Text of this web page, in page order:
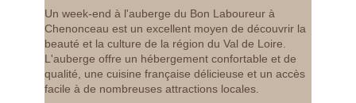
Un week-end à l'auberge du Bon Laboureur à
Chenonceau est un excellent moyen de découvrir la
beauté et la culture de la région du Val de Loire.
L'auberge offre un hébergement confortable et de
qualité, une cuisine française délicieuse et un accès
facile à de nombreuses attractions locales.
Message *:
auprès d'une autorité de contrôle si vous estimez que ce traitement de données
à caractère personnel ne répond pas aux exigences légales en vigueur.
VALIDER
*Champs obligatoires
Les informations recueillies sur ce formulaire, vous concernant font l'objet d'un
traitement destiné exclusivement au traitement de votre demande. la durée de
conservation des données est de 3ans. Vous bénéficiez d'un droit d'accès, de